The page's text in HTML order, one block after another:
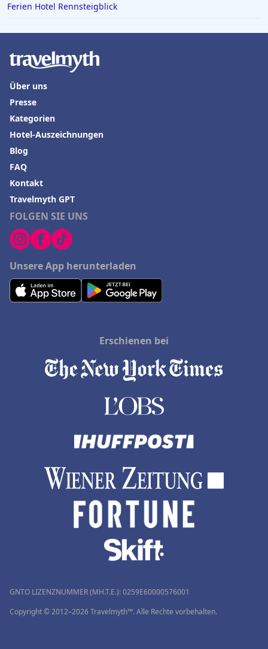
Ferien Hotel Rennsteigblick
FOLGEN SIE UNS
Unsere App herunterladen
Über uns
Presse
Kategorien
Hotel-Auszeichnungen
Blog
FAQ
Kontakt
Travelmyth GPT
Erschienen bei
GNTO LIZENZNUMMER (MH.T.E.): 0259Ε60000576001
Copyright © 2012–2026 Travelmyth™. Alle Rechte vorbehalten.